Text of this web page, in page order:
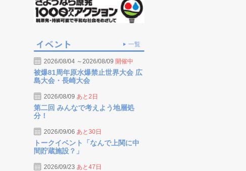
一覧
2026/08/04 ～2026/08/09 開催中
被爆81周年原水爆禁止世界大会 広
島大会・長崎大会
2026/08/09 あと2日
第二回 みんなで考えよう地層処
分！
2026/09/06 あと30日
トークイベント「なんで上関に中
間貯蔵施設？」
2026/09/23 あと47日